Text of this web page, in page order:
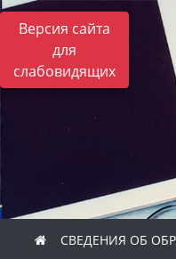
Версия сайта
для
слабовидящих
СВЕДЕНИЯ ОБ